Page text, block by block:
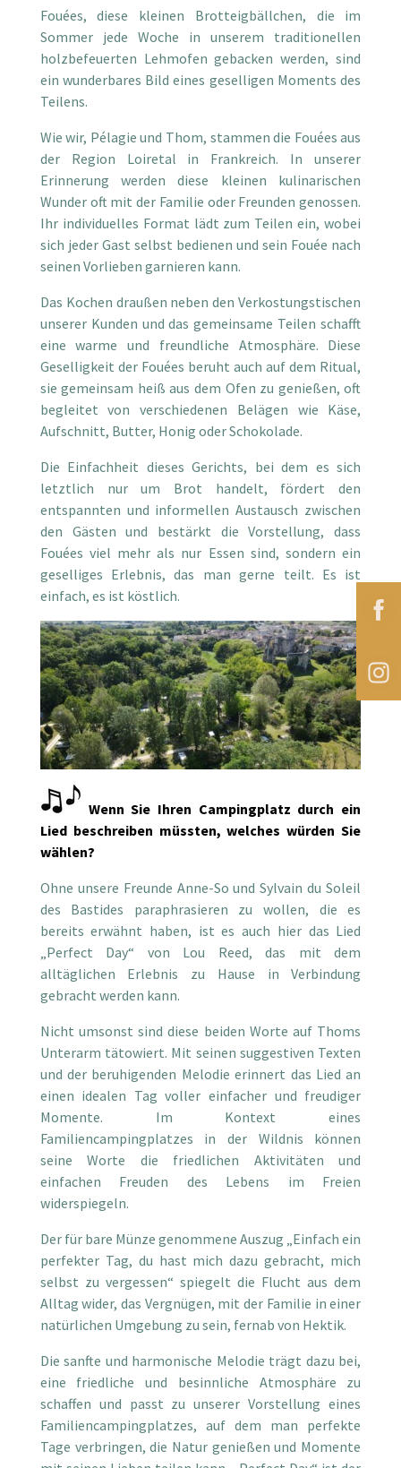
Fouées, diese kleinen Brotteigbällchen, die im
Sommer jede Woche in unserem traditionellen
holzbefeuerten Lehmofen gebacken werden, sind
ein wunderbares Bild eines geselligen Moments des
Teilens.
Wie wir, Pélagie und Thom, stammen die Fouées aus
der Region Loiretal in Frankreich. In unserer
Erinnerung werden diese kleinen kulinarischen
Wunder oft mit der Familie oder Freunden genossen.
Ihr individuelles Format lädt zum Teilen ein, wobei
sich jeder Gast selbst bedienen und sein Fouée nach
seinen Vorlieben garnieren kann.
Das Kochen draußen neben den Verkostungstischen
unserer Kunden und das gemeinsame Teilen schafft
eine warme und freundliche Atmosphäre. Diese
Geselligkeit der Fouées beruht auch auf dem Ritual,
sie gemeinsam heiß aus dem Ofen zu genießen, oft
begleitet von verschiedenen Belägen wie Käse,
Aufschnitt, Butter, Honig oder Schokolade.
Die Einfachheit dieses Gerichts, bei dem es sich
letztlich nur um Brot handelt, fördert den
entspannten und informellen Austausch zwischen
den Gästen und bestärkt die Vorstellung, dass
Fouées viel mehr als nur Essen sind, sondern ein
geselliges Erlebnis, das man gerne teilt. Es ist
einfach, es ist köstlich.
Wenn Sie Ihren Campingplatz durch ein
Lied beschreiben müssten, welches würden Sie
wählen?
Ohne unsere Freunde Anne-So und Sylvain du Soleil
des Bastides paraphrasieren zu wollen, die es
bereits erwähnt haben, ist es auch hier das Lied
„Perfect Day“ von Lou Reed, das mit dem
alltäglichen Erlebnis zu Hause in Verbindung
gebracht werden kann.
Nicht umsonst sind diese beiden Worte auf Thoms
Unterarm tätowiert. Mit seinen suggestiven Texten
und der beruhigenden Melodie erinnert das Lied an
einen idealen Tag voller einfacher und freudiger
Momente. Im Kontext eines
Familiencampingplatzes in der Wildnis können
seine Worte die friedlichen Aktivitäten und
einfachen Freuden des Lebens im Freien
widerspiegeln.
Der für bare Münze genommene Auszug „Einfach ein
perfekter Tag, du hast mich dazu gebracht, mich
selbst zu vergessen“ spiegelt die Flucht aus dem
Alltag wider, das Vergnügen, mit der Familie in einer
natürlichen Umgebung zu sein, fernab von Hektik.
Die sanfte und harmonische Melodie trägt dazu bei,
eine friedliche und besinnliche Atmosphäre zu
schaffen und passt zu unserer Vorstellung eines
Familiencampingplatzes, auf dem man perfekte
Tage verbringen, die Natur genießen und Momente